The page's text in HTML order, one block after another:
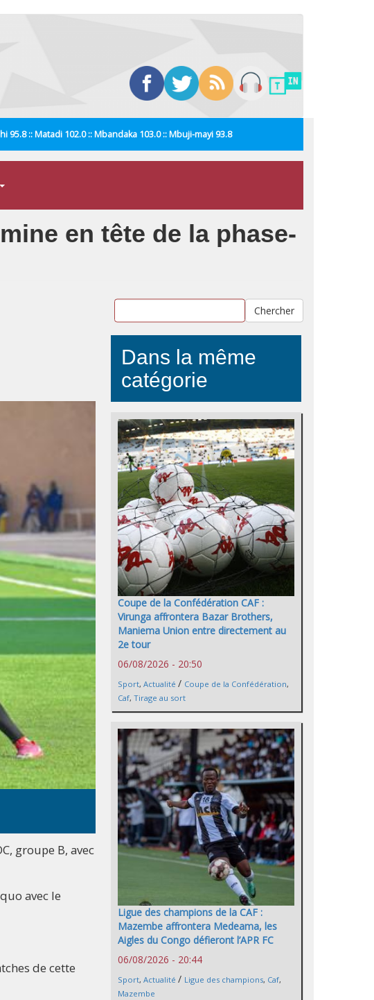
95.8 :: Matadi 102.0 :: Mbandaka 103.0 :: Mbuji-mayi 93.8
en tête de la phase-
groupe B, avec
avec le
de cette
Chercher
Dans la même
catégorie
Coupe de la Confédération CAF :
Virunga affrontera Bazar Brothers,
Maniema Union entre directement au
2e tour
06/08/2026 - 20:50
Sport, Actualité / Coupe de la Confédération,
Caf, Tirage au sort
Ligue des champions de la CAF :
Mazembe affrontera Medeama, les
Aigles du Congo défieront l’APR FC
06/08/2026 - 20:44
Sport, Actualité / Ligue des champions, Caf,
Mazembe